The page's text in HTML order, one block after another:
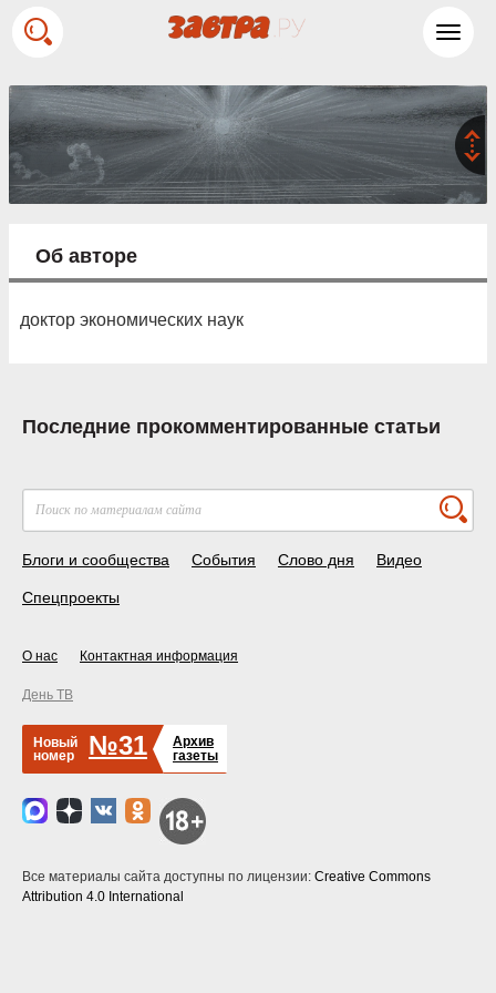
Об авторе
доктор экономических наук
Последние прокомментированные статьи
Блоги и сообщества События Слово дня Видео
Спецпроекты
О нас Контактная информация
День ТВ
Новый
номер
№31
Архив
газеты
Все материалы сайта доступны по лицензии: Creative Commons
Attribution 4.0 International